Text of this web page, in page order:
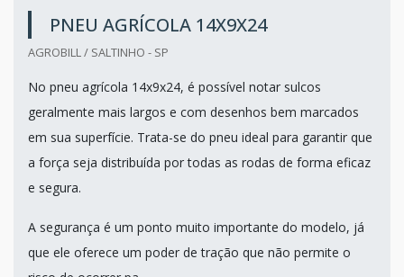
PNEU AGRÍCOLA 14X9X24
AGROBILL / SALTINHO - SP
No pneu agrícola 14x9x24, é possível notar sulcos
geralmente mais largos e com desenhos bem marcados
em sua superfície. Trata-se do pneu ideal para garantir que
a força seja distribuída por todas as rodas de forma eficaz
e segura.
A segurança é um ponto muito importante do modelo, já
que ele oferece um poder de tração que não permite o